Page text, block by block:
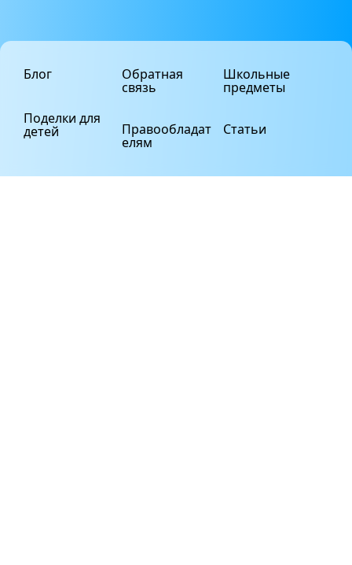
Блог
Поделки для
детей
Обратная
связь
Правообладат
елям
Школьные
предметы
Статьи